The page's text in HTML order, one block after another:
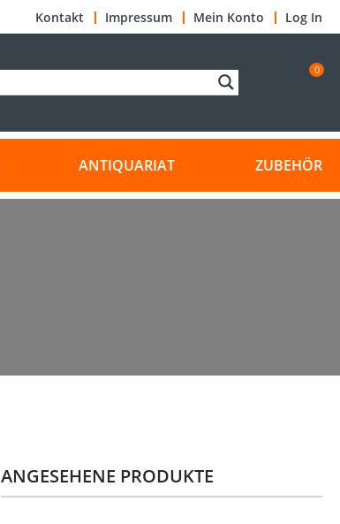
Kontakt Impressum Mein Konto Log In
0
ANTIQUARIAT ZUBEHÖR
ANGESEHENE PRODUKTE